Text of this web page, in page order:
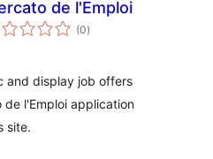
de l'Emploi
(0valutazioni
totali
)
and display job offers
l'Emploi application
site.